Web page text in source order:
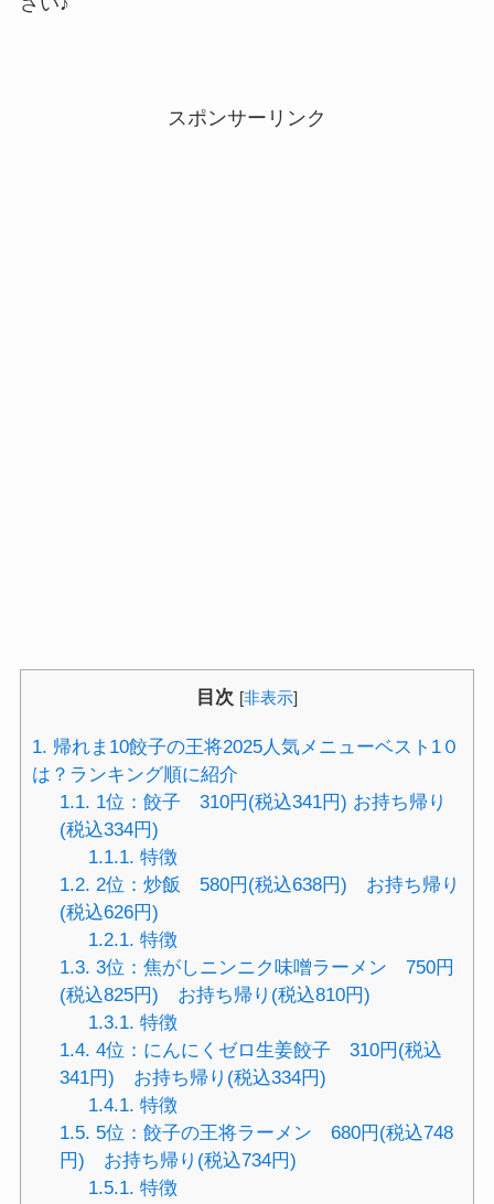
スポンサーリンク
目次 [非表示]
1. 帰れま10餃子の王将2025人気メニューベスト1０
は？ランキング順に紹介
1.1. 1位：餃子 310円(税込341円) お持ち帰り
(税込334円)
1.1.1. 特徴
1.2. 2位：炒飯 580円(税込638円) お持ち帰り
(税込626円)
1.2.1. 特徴
1.3. 3位：焦がしニンニク味噌ラーメン 750円
(税込825円) お持ち帰り(税込810円)
1.3.1. 特徴
1.4. 4位：にんにくゼロ生姜餃子 310円(税込
341円) お持ち帰り(税込334円)
1.4.1. 特徴
1.5. 5位：餃子の王将ラーメン 680円(税込748
円) お持ち帰り(税込734円)
1.5.1. 特徴